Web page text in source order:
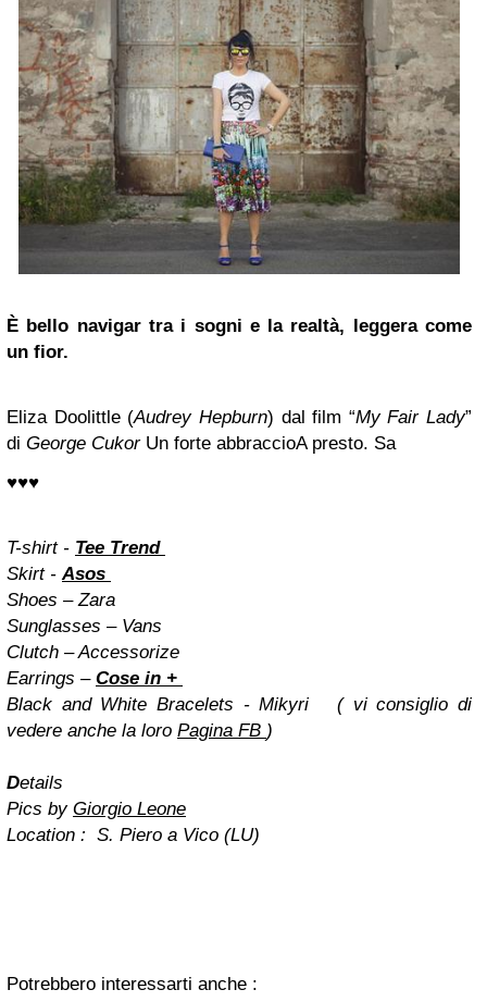
È bello navigar tra i sogni e la realtà, leggera come
un fior.
Eliza Doolittle (Audrey Hepburn) dal film “My Fair Lady”
di George CukorUn forte abbraccioA presto. Sa
♥♥♥
T-shirt - Tee Trend
Skirt -Asos
Shoes – Zara
Sunglasses – Vans
Clutch – Accessorize
Earrings – Cose in +
Black and White Bracelets - Mikyri ( vi consiglio di
vedere anche la loro Pagina FB )
Details
Pics by Giorgio Leone
Location : S. Piero a Vico (LU)
Potrebbero interessarti anche :